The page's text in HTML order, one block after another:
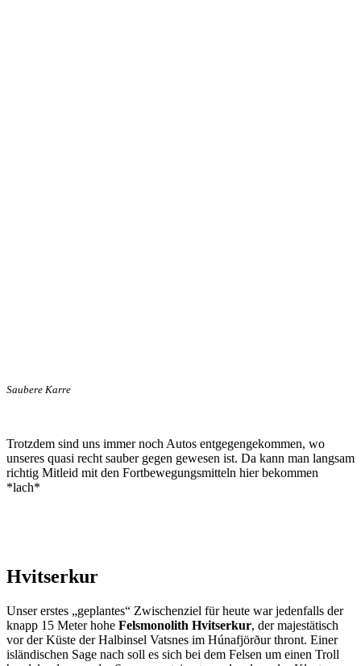
Saubere Karre
Trotzdem sind uns immer noch Autos entgegengekommen, wo
unseres quasi recht sauber gegen gewesen ist. Da kann man langsam
richtig Mitleid mit den Fortbewegungsmitteln hier bekommen
*lach*
Hvitserkur
Unser erstes „geplantes“ Zwischenziel für heute war jedenfalls der
knapp 15 Meter hohe Felsmonolith Hvitserkur, der majestätisch
vor der Küste der Halbinsel Vatsnes im Húnafjörður thront. Einer
isländischen Sage nach soll es sich bei dem Felsen um einen Troll